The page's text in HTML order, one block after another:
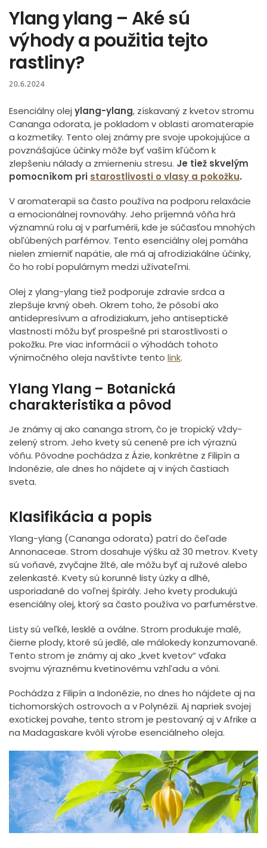
Ylang ylang – Aké sú
výhody a použitia tejto
rastliny?
20.6.2024
Esenciálny olej ylang-ylang, získavaný z kvetov stromu
Cananga odorata, je pokladom v oblasti aromaterapie
a kozmetiky. Tento olej známy pre svoje upokojujúce a
povznášajúce účinky môže byť vaším kľúčom k
zlepšeniu nálady a zmierneniu stresu. Je tiež skvelým
pomocníkom pri starostlivosti o vlasy a pokožku.
V aromaterapii sa často používa na podporu relaxácie
a emocionálnej rovnováhy. Jeho príjemná vôňa hrá
významnú rolu aj v parfumérii, kde je súčasťou mnohých
obľúbených parfémov. Tento esenciálny olej pomáha
nielen zmierniť napätie, ale má aj afrodiziakálne účinky,
čo ho robí populárnym medzi užívateľmi.
Olej z ylang-ylang tiež podporuje zdravie srdca a
zlepšuje krvný obeh. Okrem toho, že pôsobí ako
antidepresívum a afrodiziakum, jeho antiseptické
vlastnosti môžu byť prospešné pri starostlivosti o
pokožku. Pre viac informácií o výhodách tohoto
výnimočného oleja navštívte tento link.
Ylang Ylang – Botanická
charakteristika a pôvod
Je známy aj ako cananga strom, čo je tropický vždy-
zelený strom. Jeho kvety sú cenené pre ich výraznú
vôňu. Pôvodne pochádza z Ázie, konkrétne z Filipín a
Indonézie, ale dnes ho nájdete aj v iných častiach
sveta.
Klasifikácia a popis
Ylang-ylang (Cananga odorata) patrí do čeľade
Annonaceae. Strom dosahuje výšku až 30 metrov. Kvety
sú voňavé, zvyčajne žlté, ale môžu byť aj ružové alebo
zelenkasté. Kvety sú korunné listy úzky a dlhé,
usporiadané do voľnej špirály. Jeho kvety produkujú
esenciálny olej, ktorý sa často používa vo parfumérstve.
Listy sú veľké, lesklé a oválne. Strom produkuje malé,
čierne plody, ktoré sú jedlé, ale málokedy konzumované.
Tento strom je známy aj ako „kvet kvetov“ vďaka
svojmu výraznému kvetinovému vzhľadu a vôni.
Pochádza z Filipín a Indonézie, no dnes ho nájdete aj na
tichomorských ostrovoch a v Polynézii. Aj napriek svojej
exotickej povahe, tento strom je pestovaný aj v Afrike a
na Madagaskare kvôli výrobe esenciálneho oleja.